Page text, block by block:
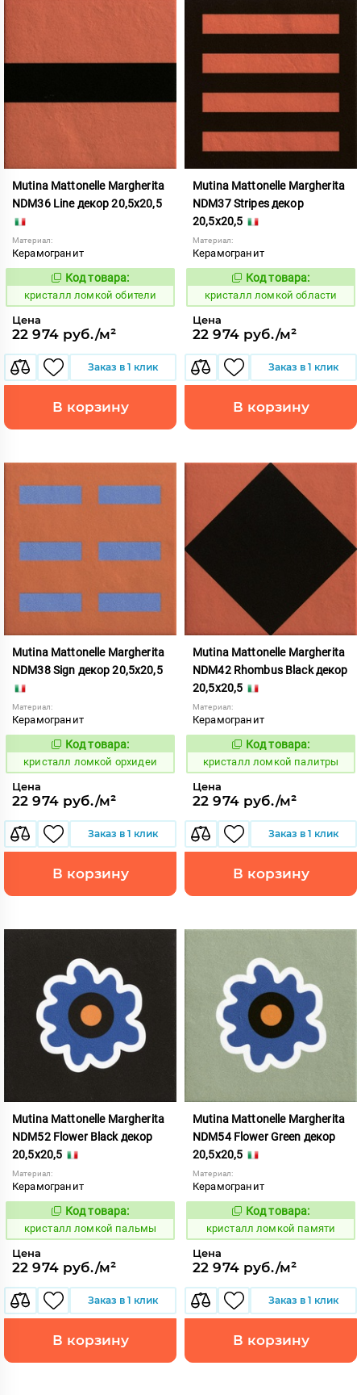
Mutina Mattonelle Margherita
NDM36 Line декор 20,5x20,5
Материал:
Керамогранит
818562
Код товара:
кристалл ломкой обители
Цена
22 974 руб./м²
Заказ в 1 клик
В корзину
Mutina Mattonelle Margherita
NDM37 Stripes декор
20,5x20,5
Материал:
Керамогранит
818563
Код товара:
кристалл ломкой области
Цена
22 974 руб./м²
Заказ в 1 клик
В корзину
Mutina Mattonelle Margherita
NDM38 Sign декор 20,5x20,5
Материал:
Керамогранит
818564
Код товара:
кристалл ломкой орхидеи
Цена
22 974 руб./м²
Заказ в 1 клик
В корзину
Mutina Mattonelle Margherita
NDM42 Rhombus Black декор
20,5x20,5
Материал:
Керамогранит
818566
Код товара:
кристалл ломкой палитры
Цена
22 974 руб./м²
Заказ в 1 клик
В корзину
Mutina Mattonelle Margherita
NDM52 Flower Black декор
20,5x20,5
Материал:
Керамогранит
818567
Код товара:
кристалл ломкой пальмы
Цена
22 974 руб./м²
Заказ в 1 клик
В корзину
Mutina Mattonelle Margherita
NDM54 Flower Green декор
20,5x20,5
Материал:
Керамогранит
818568
Код товара:
кристалл ломкой памяти
Цена
22 974 руб./м²
Заказ в 1 клик
В корзину